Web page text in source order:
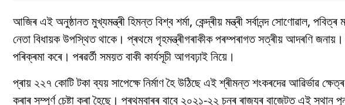
আজিৰ এই অনুষ্ঠানত মুখ্যমন্ত্ৰী হিমন্ত বিশ্ব শৰ্মা, কেন্দ্ৰীয় মন্ত্ৰী সৰ্বানন্দ সোণোৱাল, পবিত্ৰ
নেতা বিধায়ক উপস্থিত থাকে। প্ৰথমে গৃহমন্ত্ৰীগৰাকীক পৰম্পৰাগত সত্ৰীয় আদৰণি
পৰিক্ৰমা কৰে। পৰৱৰ্তী সময়ত বাকী কাৰ্যসূচী আগবঢ়াই নিয়ে।
প্ৰায় ২২৭ কোটি টকা ব্যয় সাপেক্ষে নিৰ্মাণ হৈ উঠিছে এই শ্ৰীমন্ত শংকৰদেৱ আৱির্ভাৱ
কৰাৰ সম্পূৰ্ণ চেষ্টা কৰা হৈছে। প্ৰথমবাৰৰ বাবে ২০২১-২২ চনৰ ৰাজ্যৰ বাজেটত এই স্থান